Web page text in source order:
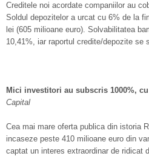
Creditele noi acordate companiilor au
Soldul depozitelor a urcat cu 6% de la
lei (605 milioane euro). Solvabilitatea
10,41%, iar raportul credite/depozite se
Mici investitori au subscris 1000%,
Capital
Cea mai mare oferta publica din istoria
incaseze peste 410 milioane euro din
captat un interes extraordinar de ridicat